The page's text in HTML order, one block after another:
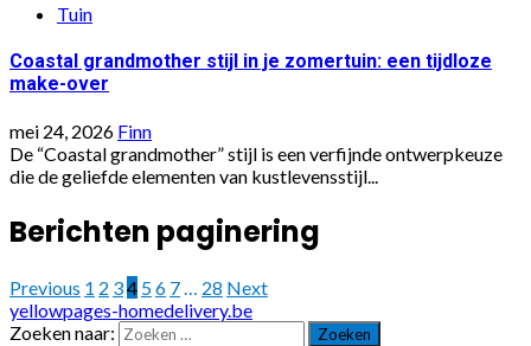
Tuin
Coastal grandmother stijl in je zomertuin: een tijdloze
make-over
mei 24, 2026 Finn
De “Coastal grandmother” stijl is een verfijnde ontwerpkeuze
die de geliefde elementen van kustlevensstijl...
Berichten paginering
Previous 1 2 34 56 7… 28 Next
yellowpages-homedelivery.be
Zoeken naar: